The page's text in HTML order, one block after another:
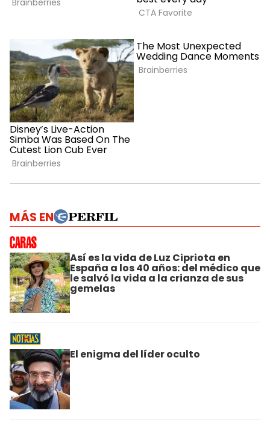
MÁS EN
Así es la vida de Luz Cipriota en
España a los 40 años: del médico que
le salvó la vida a la crianza de sus
gemelas
El enigma del líder oculto